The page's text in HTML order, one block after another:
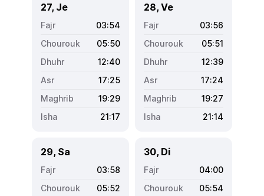
27, Je
03:54
05:50
12:40
17:25
19:29
21:17
28, Ve
03:56
05:51
12:39
17:24
19:27
21:14
29, Sa
03:58
05:52
30, Di
04:00
05:54